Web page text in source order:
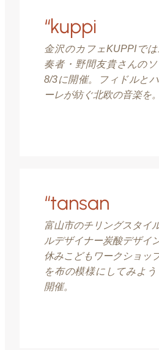
“kuppi
金沢のカフェKUPPIで
奏者・野間友貴さんの
8/3に開催。フィドルと
ーレが紡ぐ北欧の音楽を。
“tansan
富山市のチリングスタイ
ルデザイナー炭酸デザイ
休みこどもワークショッ
を布の模様にしてみよ
開催。